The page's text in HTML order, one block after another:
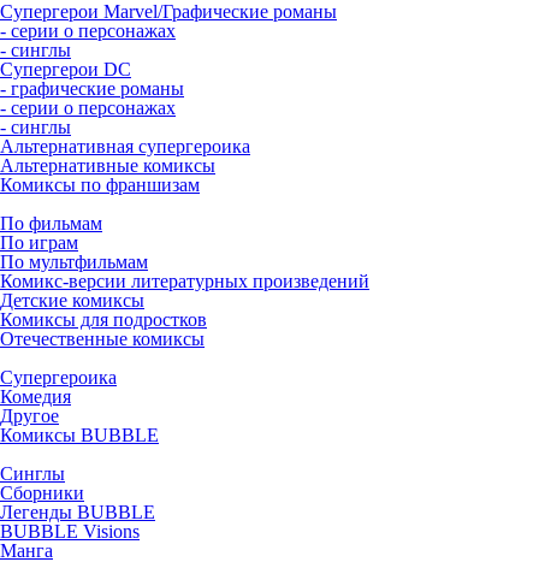
Супергерои Marvel/Графические романы
- серии о персонажах
- синглы
Супергерои DC
- графические романы
- серии о персонажах
- синглы
Альтернативная супергероика
Альтернативные комиксы
Комиксы по франшизам
По фильмам
По играм
По мультфильмам
Комикс-версии литературных произведений
Детские комиксы
Комиксы для подростков
Отечественные комиксы
Супергероика
Комедия
Другое
Комиксы BUBBLE
Синглы
Сборники
Легенды BUBBLE
BUBBLE Visions
Манга